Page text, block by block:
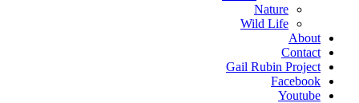
Nature
Wild Life
About
Contact
Gail Rubin Project
Facebook
Youtube